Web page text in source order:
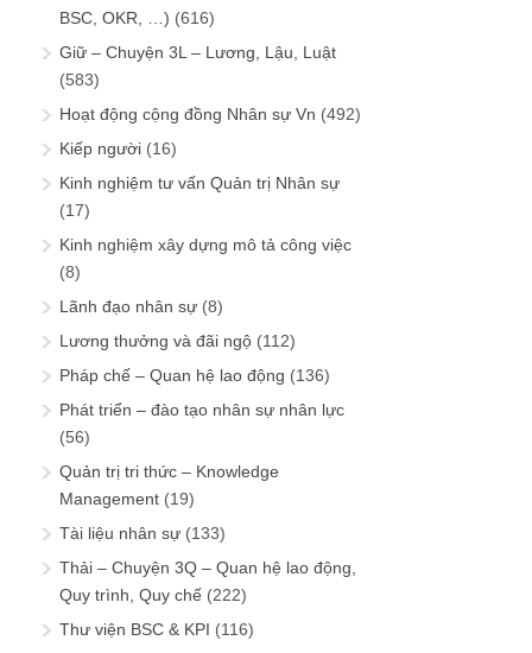
BSC, OKR, …) (616)
Giữ – Chuyện 3L – Lương, Lậu, Luật
(583)
Hoạt động cộng đồng Nhân sự Vn (492)
Kiếp người (16)
Kinh nghiệm tư vấn Quản trị Nhân sự
(17)
Kinh nghiệm xây dựng mô tả công việc
(8)
Lãnh đạo nhân sự (8)
Lương thưởng và đãi ngộ (112)
Pháp chế – Quan hệ lao động (136)
Phát triển – đào tạo nhân sự nhân lực
(56)
Quản trị tri thức – Knowledge
Management (19)
Tài liệu nhân sự (133)
Thải – Chuyện 3Q – Quan hệ lao động,
Quy trình, Quy chế (222)
Thư viện BSC & KPI (116)